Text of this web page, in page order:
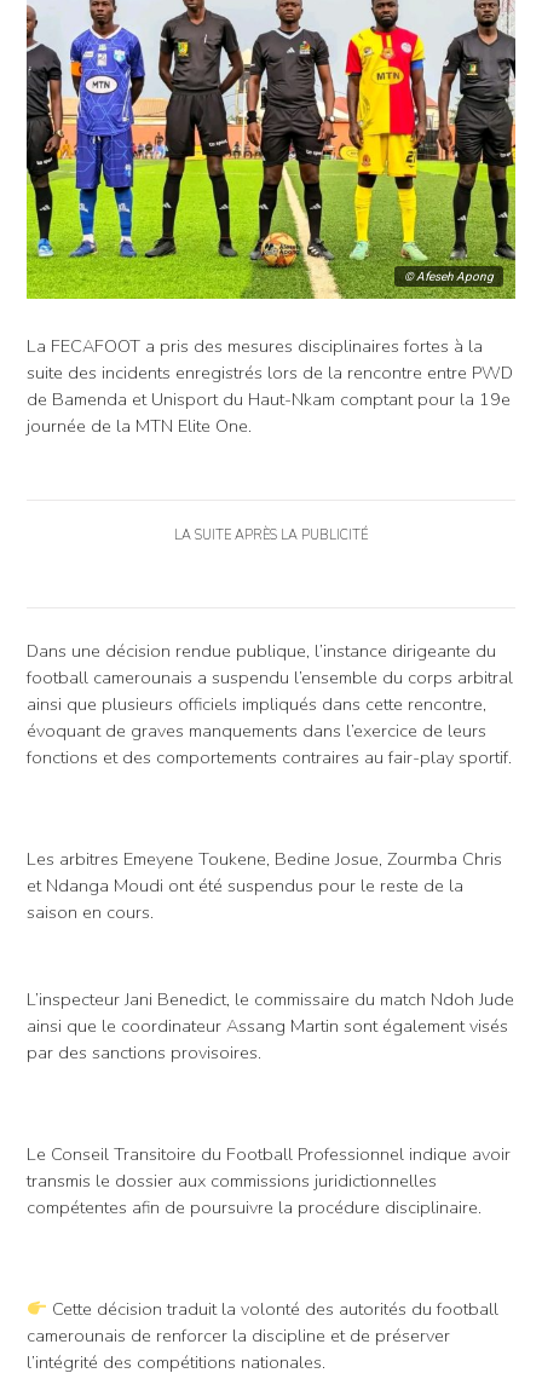
© Afeseh Apong
La FECAFOOT a pris des mesures disciplinaires fortes à la
suite des incidents enregistrés lors de la rencontre entre PWD
de Bamenda et Unisport du Haut-Nkam comptant pour la 19e
journée de la MTN Elite One.
LA SUITE APRÈS LA PUBLICITÉ
Dans une décision rendue publique, l’instance dirigeante du
football camerounais a suspendu l’ensemble du corps arbitral
ainsi que plusieurs officiels impliqués dans cette rencontre,
évoquant de graves manquements dans l’exercice de leurs
fonctions et des comportements contraires au fair-play sportif.
Les arbitres Emeyene Toukene, Bedine Josue, Zourmba Chris
et Ndanga Moudi ont été suspendus pour le reste de la
saison en cours.
L’inspecteur Jani Benedict, le commissaire du match Ndoh Jude
ainsi que le coordinateur Assang Martin sont également visés
par des sanctions provisoires.
Le Conseil Transitoire du Football Professionnel indique avoir
transmis le dossier aux commissions juridictionnelles
compétentes afin de poursuivre la procédure disciplinaire.
Cette décision traduit la volonté des autorités du football
camerounais de renforcer la discipline et de préserver
l’intégrité des compétitions nationales.